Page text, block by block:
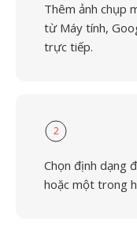
Thêm ảnh chụp
từ Máy tính,
trực tiếp.
2
Chọn định dạng
hoặc một trong